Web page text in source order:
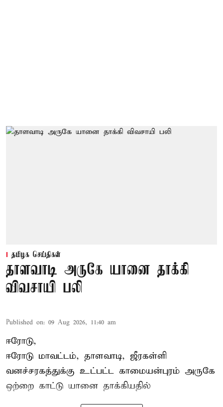
தமிழக செய்திகள்
தாளவாடி அருகே யானை தாக்கி
விவசாயி பலி
Published on: 09 Aug 2026, 11:40 am
ஈரோடு,
ஈரோடு மாவட்டம், தாளவாடி, ஜீரகள்ளி
வனச்சரகத்துக்கு உட்பட்ட காமையன்புரம் அருகே
ஒற்றை காட்டு யானை தாக்கியதில்